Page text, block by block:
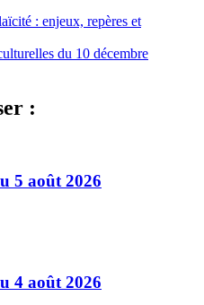
: enjeux, repères et
du 10 décembre
:
5 août 2026
4 août 2026